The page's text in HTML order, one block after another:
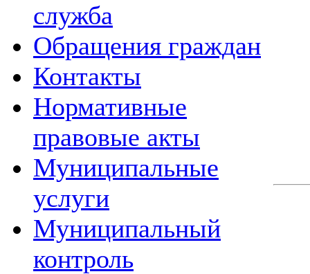
служба
Обращения граждан
Контакты
Нормативные
правовые акты
Муниципальные
услуги
Муниципальный
контроль